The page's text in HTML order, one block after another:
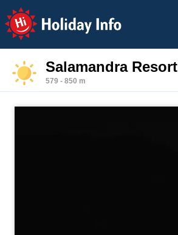
Holiday Info
Salamandra Resort
579 - 850 m